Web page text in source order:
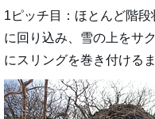
1ピッチ目：ほとんど階
に回り込み、雪の上をサ
にスリングを巻き付ける